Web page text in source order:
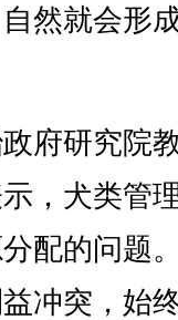
然就会形
府研究院
，犬类管
配的问题
冲突，始